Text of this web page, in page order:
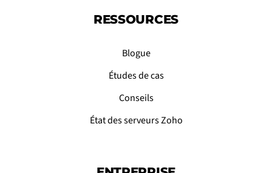
RESSOURCES
Blogue
Études de cas
Conseils
État des serveurs Zoho